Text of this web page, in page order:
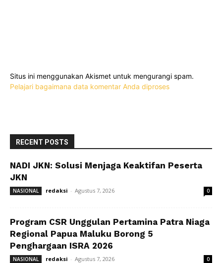
Situs ini menggunakan Akismet untuk mengurangi spam.
Pelajari bagaimana data komentar Anda diproses
RECENT POSTS
NADI JKN: Solusi Menjaga Keaktifan Peserta
JKN
NASIONAL redaksi - Agustus 7, 2026 0
Program CSR Unggulan Pertamina Patra Niaga
Regional Papua Maluku Borong 5
Penghargaan ISRA 2026
NASIONAL redaksi - Agustus 7, 2026 0